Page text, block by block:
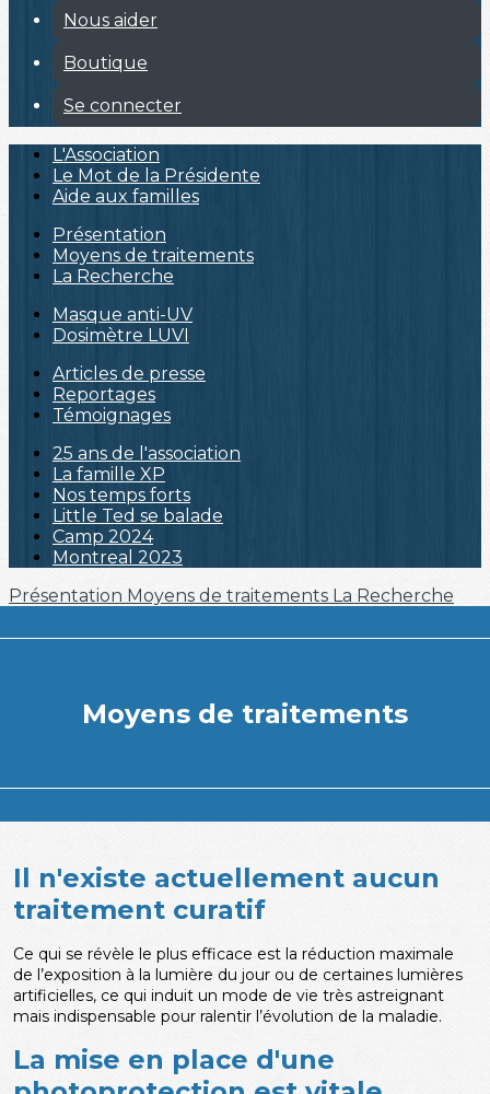
Nous aider
Boutique
Se connecter
L'Association
Le Mot de la Présidente
Aide aux familles
Présentation
Moyens de traitements
La Recherche
Masque anti-UV
Dosimètre LUVI
Articles de presse
Reportages
Témoignages
25 ans de l'association
La famille XP
Nos temps forts
Little Ted se balade
Camp 2024
Montreal 2023
Présentation Moyens de traitements La Recherche
Moyens de traitements
Il n'existe actuellement aucun
traitement curatif
Ce qui se révèle le plus efficace est la réduction maximale
de l’exposition à la lumière du jour ou de certaines lumières
artificielles, ce qui induit un mode de vie très astreignant
mais indispensable pour ralentir l’évolution de la maladie.
La mise en place d'une